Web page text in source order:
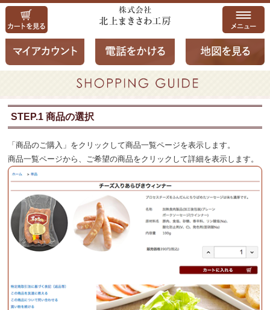
STEP.1 商品の選択
「商品のご購入」をクリックして商品一覧ページを表示します。
商品一覧ページから、ご希望の商品をクリックして詳細を表示します。